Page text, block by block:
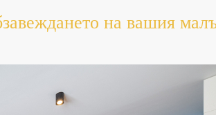
на вашия